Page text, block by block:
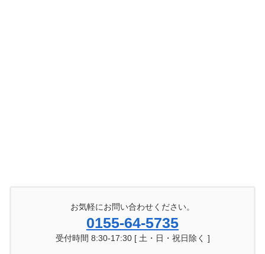
お気軽にお問い合わせください。
0155-64-5735
受付時間 8:30-17:30 [ 土・日・祝日除く ]